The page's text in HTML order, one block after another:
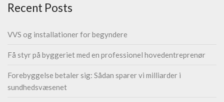
Recent Posts
VVS og installationer for begyndere
Få styr på byggeriet med en professionel hovedentreprenør
Forebyggelse betaler sig: Sådan sparer vi milliarder i
sundhedsvæsenet